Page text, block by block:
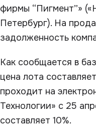
фирмы “Пигмент”»
Петербург). На
задолженность
Как сообщается в
цена лота
проходит на
Технологии» с 25
составляет 10%.